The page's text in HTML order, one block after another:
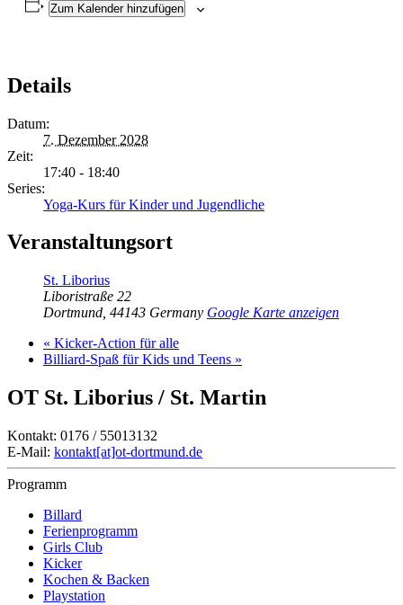
Zum Kalender hinzufügen
Details
Datum:
7. Dezember 2028
Zeit:
17:40 - 18:40
Series:
Yoga-Kurs für Kinder und Jugendliche
Veranstaltungsort
St. Liborius
Liboristraße 22
Dortmund 44143 Germany Google Karte anzeigen
« Kicker-Action für alle
Billiard-Spaß für Kids und Teens »
OT St. Liborius / St. Martin
Kontakt: 0176 / 55013132
E-Mail: kontakt[at]ot-dortmund.de
Programm
Billard
Ferienprogramm
Girls Club
Kicker
Kochen & Backen
Playstation